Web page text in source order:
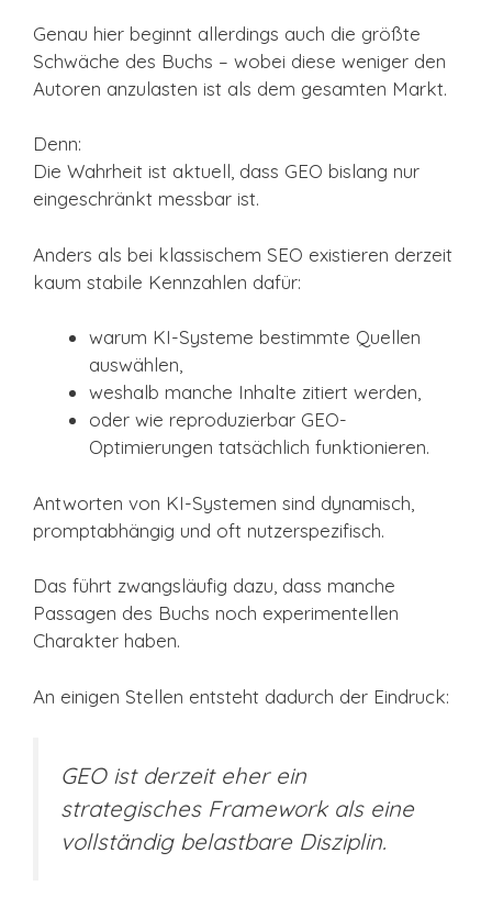
Genau hier beginnt allerdings auch die größte
Schwäche des Buchs – wobei diese weniger den
Autoren anzulasten ist als dem gesamten Markt.
Denn:
Die Wahrheit ist aktuell, dass GEO bislang nur
eingeschränkt messbar ist.
Anders als bei klassischem SEO existieren derzeit
kaum stabile Kennzahlen dafür:
warum KI-Systeme bestimmte Quellen
auswählen,
weshalb manche Inhalte zitiert werden,
oder wie reproduzierbar GEO-
Optimierungen tatsächlich funktionieren.
Antworten von KI-Systemen sind dynamisch,
promptabhängig und oft nutzerspezifisch.
Das führt zwangsläufig dazu, dass manche
Passagen des Buchs noch experimentellen
Charakter haben.
An einigen Stellen entsteht dadurch der Eindruck:
GEO ist derzeit eher ein
strategisches Framework als eine
vollständig belastbare Disziplin.